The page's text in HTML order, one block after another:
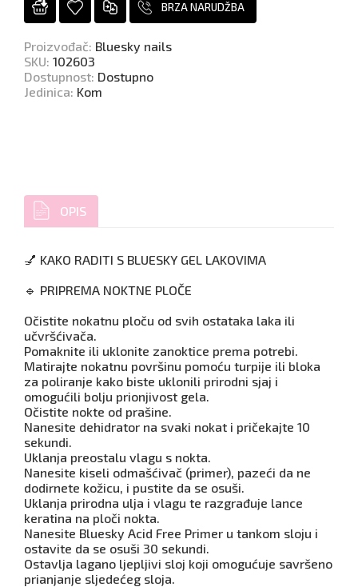
BRZA NARUDŽBA
Proizvođač: Bluesky nails
SKU: 102603
Dostupnost: Dostupno
Jedinica: Kom
OPIS
💅 KAKO RADITI S BLUESKY GEL LAKOVIMA
🔹 PRIPREMA NOKTNE PLOČE
Očistite nokatnu ploču od svih ostataka laka ili
učvršćivača.
Pomaknite ili uklonite zanoktice prema potrebi.
Matirajte nokatnu površinu pomoću turpije ili bloka
za poliranje kako biste uklonili prirodni sjaj i
omogućili bolju prionjivost gela.
Očistite nokte od prašine.
Nanesite dehidrator na svaki nokat i pričekajte 10
sekundi.
Uklanja preostalu vlagu s nokta.
Nanesite kiseli odmašćivač (primer), pazeći da ne
dodirnete kožicu, i pustite da se osuši.
Uklanja prirodna ulja i vlagu te razgrađuje lance
keratina na ploči nokta.
Nanesite Bluesky Acid Free Primer u tankom sloju i
ostavite da se osuši 30 sekundi.
Ostavlja lagano ljepljivi sloj koji omogućuje savršeno
prianjanje sljedećeg sloja.